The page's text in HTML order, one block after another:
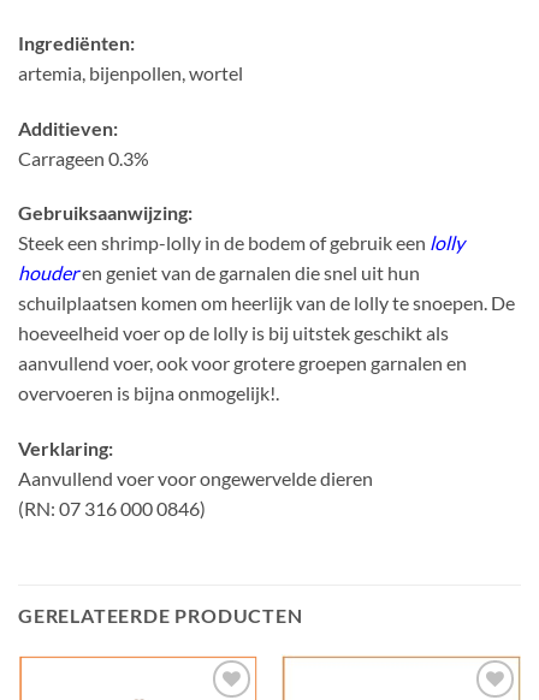
Ingrediënten:
artemia, bijenpollen, wortel
Additieven:
Carrageen 0.3%
Gebruiksaanwijzing:
Steek een shrimp-lolly in de bodem of gebruik een lolly
houderen geniet van de garnalen die snel uit hun
schuilplaatsen komen om heerlijk van de lolly te snoepen. De
hoeveelheid voer op de lolly is bij uitstek geschikt als
aanvullend voer, ook voor grotere groepen garnalen en
overvoeren is bijna onmogelijk!.
Verklaring:
Aanvullend voer voor ongewervelde dieren
(RN: 07 316 000 0846)
GERELATEERDE PRODUCTEN